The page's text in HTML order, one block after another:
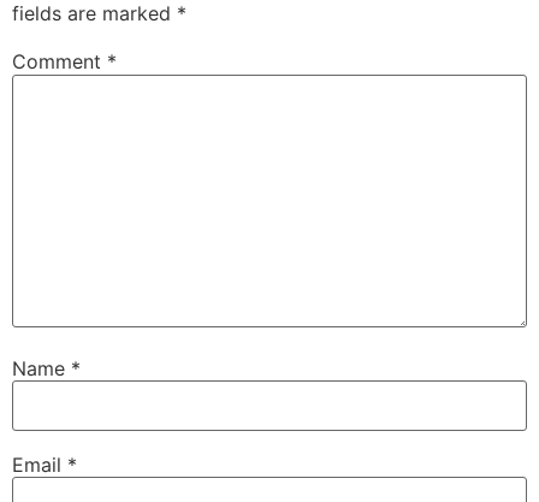
fields are marked *
Comment *
Name *
Email *